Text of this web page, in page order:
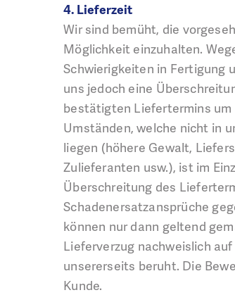
4. Lieferzeit
Wir sind bemüht, die
Möglichkeit einzuhalten.
Schwierigkeiten in Fertigung
uns jedoch eine
bestätigten Liefertermins um
Umständen, welche nicht in
liegen (höhere Gewalt,
Zulieferanten usw.), ist im
Überschreitung des
Schadenersatzansprüche
können nur dann geltend
Lieferverzug nachweislich
unsererseits beruht. Die
Kunde.